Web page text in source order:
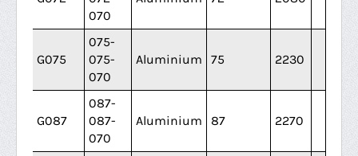
070
G075
075-
075-
070
Aluminium 75 2230
G087
087-
087-
070
Aluminium 87 2270